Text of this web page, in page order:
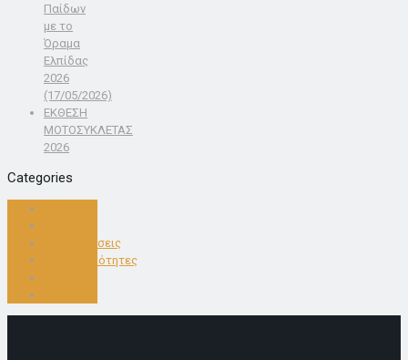
Παίδων
με το
Όραμα
Ελπίδας
2026
(17/05/2026)
ΕΚΘΕΣΗ
ΜΟΤΟΣΥΚΛΕΤΑΣ
2026
Categories
Ανακοινώσεις
Δραστηριότητες